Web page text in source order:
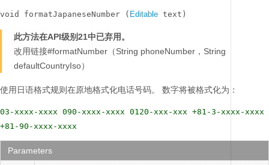
void formatJapaneseNumber ( Editable text)
此方法在API级别21中已弃用。
改用链接#formatNumber（String phoneNumber，String
defaultCountryIso）
使用日语格式规则在原地格式化电话号码。 数字将被格式化为：
03-xxxx-xxxx 090-xxxx-xxxx 0120-xxx-xxx +81-3-xxxx-xxxx
+81-90-xxxx-xxxx
Parameters